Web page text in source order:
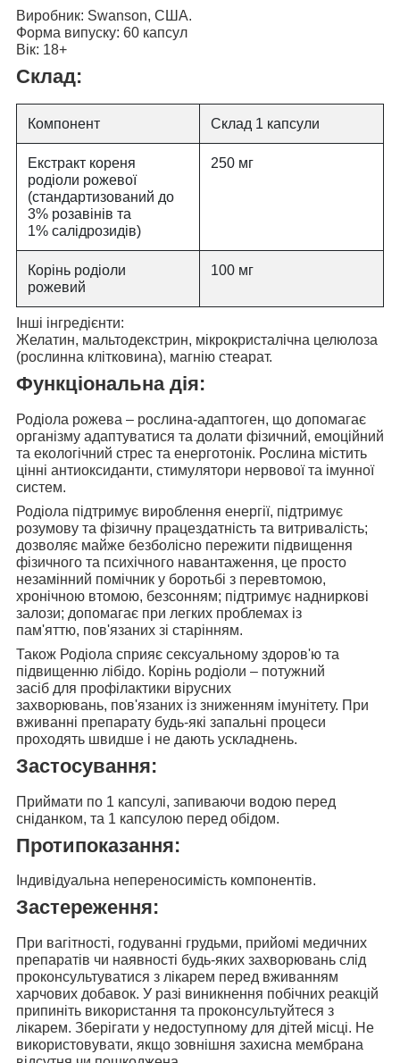
Виробник: Swanson, США.
Форма випуску: 60 капсул
Вік: 18+
Склад:
Компонент Склад 1 капсули
Екстракт кореня
родіоли рожевої
(стандартизований до
3% розавінів та
1% салідрозидів)
250 мг
Корінь родіоли
рожевий
100 мг
Інші інгредієнти:
Желатин, мальтодекстрин, мікрокристалічна целюлоза
(рослинна клітковина), магнію стеарат.
Функціональна дія:
Родіола рожева – рослина-адаптоген, що допомагає
організму адаптуватися та долати фізичний, емоційний
та екологічний стрес та енерготонік. Рослина містить
цінні антиоксиданти, стимулятори нервової та імунної
систем.
Родіола підтримує вироблення енергії, підтримує
розумову та фізичну працездатність та витривалість;
дозволяє майже безболісно пережити підвищення
фізичного та психічного навантаження, це просто
незамінний помічник у боротьбі з перевтомою,
хронічною втомою, безсонням; підтримує надниркові
залози; допомагає при легких проблемах із
пам'яттю, пов'язаних зі старінням.
Також Родіола сприяє сексуальному здоров'ю та
підвищенню лібідо. Корінь родіоли – потужний
засіб для профілактики вірусних
захворювань, пов'язаних із зниженням імунітету. При
вживанні препарату будь-які запальні процеси
проходять швидше і не дають ускладнень.
Застосування:
Приймати по 1 капсулі, запиваючи водою перед
сніданком, та 1 капсулою перед обідом.
Протипоказання:
Індивідуальна непереносимість компонентів.
Застереження:
При вагітності, годуванні грудьми, прийомі медичних
препаратів чи наявності будь-яких захворювань слід
проконсультуватися з лікарем перед вживанням
харчових добавок. У разі виникнення побічних реакцій
припиніть використання та проконсультуйтеся з
лікарем. Зберігати у недоступному для дітей місці. Не
використовувати, якщо зовнішня захисна мембрана